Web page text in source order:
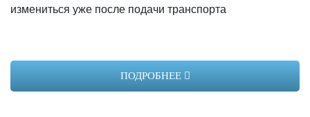
опытным водителем, поэтому вы можете быть уверены
в комфорте и безопасности перевозок. Для оказания
измениться уже после подачи транспорта
ПОДРОБНЕЕ